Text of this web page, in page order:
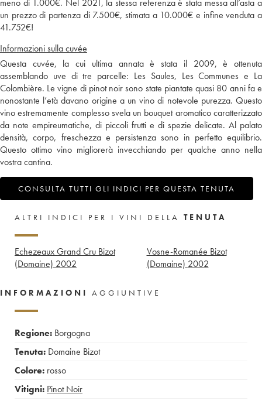
meno di 1.000€. Nel 2021, la stessa referenza è stata messa all’asta a
un prezzo di partenza di 7.500€, stimata a 10.000€ e infine venduta a
41.752€!
Informazioni sulla cuvée
Questa cuvée, la cui ultima annata è stata il 2009, è ottenuta
assemblando uve di tre parcelle: Les Saules, Les Communes e La
Colombière. Le vigne di pinot noir sono state piantate quasi 80 anni fa e
nonostante l’età davano origine a un vino di notevole purezza. Questo
vino estremamente complesso svela un bouquet aromatico caratterizzato
da note empireumatiche, di piccoli frutti e di spezie delicate. Al palato
densità, corpo, freschezza e persistenza sono in perfetto equilibrio.
Questo ottimo vino migliorerà invecchiando per qualche anno nella
vostra cantina.
CONSULTA TUTTI GLI INDICI PER QUESTA TENUTA
ALTRI INDICI PER I VINI DELLA TENUTA
Echezeaux Grand Cru Bizot
(Domaine) 2002
Vosne-Romanée Bizot
(Domaine) 2002
INFORMAZIONI AGGIUNTIVE
Regione: Borgogna
Tenuta: Domaine Bizot
Colore: rosso
Vitigni: Pinot Noir